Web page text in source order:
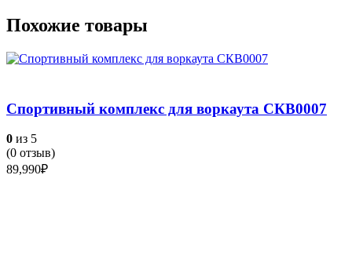
Похожие товары
Спортивный комплекс для воркаута СКВ0007
0 из 5
(0 отзыв)
89,990₽